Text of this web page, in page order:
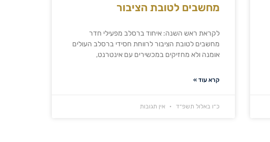
מחשבים לטובת הציבור
לקראת ראש השנה: איחוד ברסלב מפעילי חדר
מחשבים לטובת הציבור לרווחת חסידי ברסלב העולים
אומנה ולא מחזיקים במכשירים עם אינטרנט,
קרא עוד »
כ״ו באלול תשפ״ד אין תגובות